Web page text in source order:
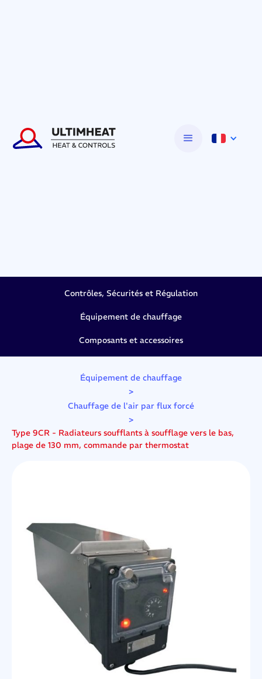
Contrôles, Sécurités et Régulation
Équipement de chauffage
Composants et accessoires
Équipement de chauffage
>
Chauffage de l'air par flux forcé
>
Type 9CR - Radiateurs soufflants à soufflage vers le bas,
plage de 130 mm, commande par thermostat